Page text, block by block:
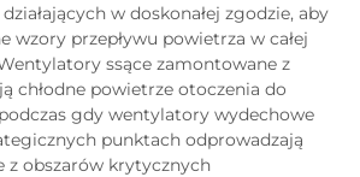
w doskonałej zgodzie, aby
wzory przepływu powietrza w całej
ssące zamontowane z
chłodne powietrze otoczenia do
gdy wentylatory wydechowe
punktach odprowadzają
z obszarów krytycznych